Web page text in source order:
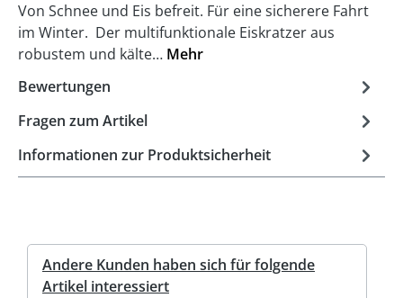
Von Schnee und Eis befreit. Für eine sicherere Fahrt
im Winter. Der multifunktionale Eiskratzer aus
robustem und kälte… Mehr
Bewertungen
Fragen zum Artikel
Informationen zur Produktsicherheit
Andere Kunden haben sich für folgende
Artikel interessiert